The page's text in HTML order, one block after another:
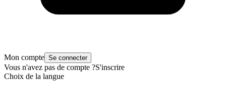
Mon compte Se connecter
Vous n'avez pas de compte ?S'inscrire
Choix de la langue